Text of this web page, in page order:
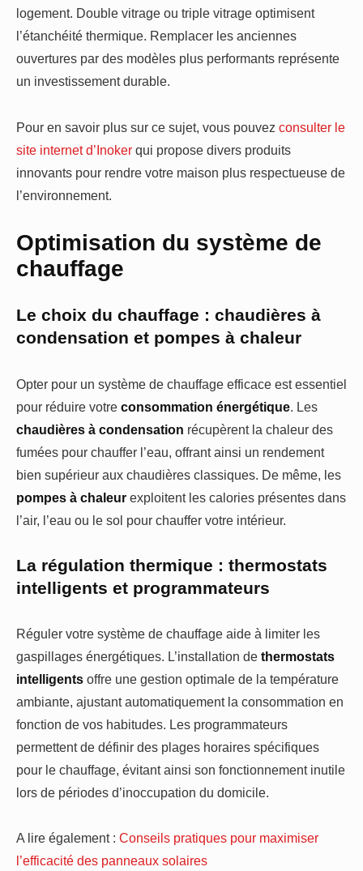
logement. Double vitrage ou triple vitrage optimisent
l’étanchéité thermique. Remplacer les anciennes
ouvertures par des modèles plus performants représente
un investissement durable.
Pour en savoir plus sur ce sujet, vous pouvez consulter le
site internet d’Inoker qui propose divers produits
innovants pour rendre votre maison plus respectueuse de
l’environnement.
Optimisation du système de
chauffage
Le choix du chauffage : chaudières à
condensation et pompes à chaleur
Opter pour un système de chauffage efficace est essentiel
pour réduire votre consommation énergétique. Les
chaudières à condensation récupèrent la chaleur des
fumées pour chauffer l’eau, offrant ainsi un rendement
bien supérieur aux chaudières classiques. De même, les
pompes à chaleur exploitent les calories présentes dans
l’air, l’eau ou le sol pour chauffer votre intérieur.
La régulation thermique : thermostats
intelligents et programmateurs
Réguler votre système de chauffage aide à limiter les
gaspillages énergétiques. L’installation de thermostats
intelligents offre une gestion optimale de la température
ambiante, ajustant automatiquement la consommation en
fonction de vos habitudes. Les programmateurs
permettent de définir des plages horaires spécifiques
pour le chauffage, évitant ainsi son fonctionnement inutile
lors de périodes d’inoccupation du domicile.
A lire également : Conseils pratiques pour maximiser
l’efficacité des panneaux solaires